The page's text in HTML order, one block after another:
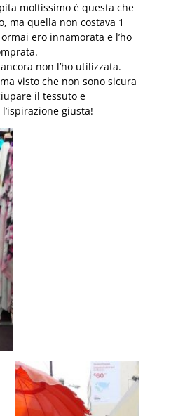
moltissimo è questa che
ma quella non costava 1
ero innamorata e l’ho
non l’ho utilizzata.
visto che non sono sicura
il tessuto e
giusta!